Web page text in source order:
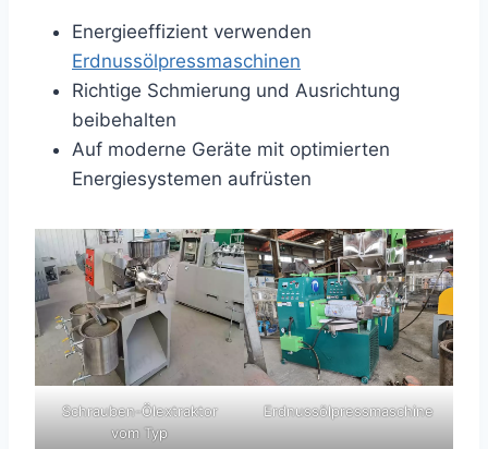
Energieeffizient verwenden
Erdnussölpressmaschinen
Richtige Schmierung und Ausrichtung
beibehalten
Auf moderne Geräte mit optimierten
Energiesystemen aufrüsten
Schrauben-Ölextraktor
vom Typ
Erdnussölpressmaschine